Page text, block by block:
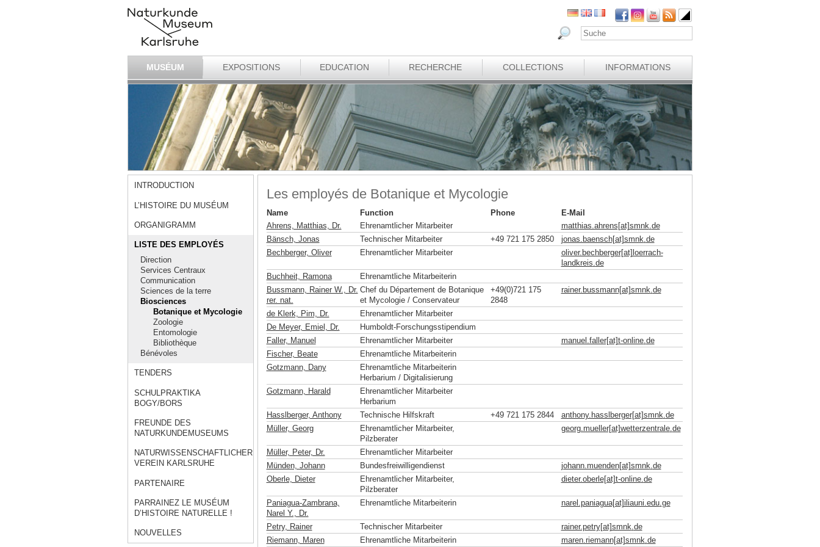
MUSÉUM EXPOSITIONS EDUCATION RECHERCHE COLLECTIONS INFORMATIONS
INTRODUCTION
L’HISTOIRE DU MUSÉUM
ORGANIGRAMM
LISTE DES EMPLOYÉS
Direction
Services Centraux
Communication
Sciences de la terre
Biosciences
Botanique et Mycologie
Zoologie
Entomologie
Bibliothèque
Bénévoles
TENDERS
SCHULPRAKTIKA
BOGY/BORS
FREUNDE DES
NATURKUNDEMUSEUMS
NATURWISSENSCHAFTLICHER
VEREIN KARLSRUHE
PARTENAIRE
PARRAINEZ LE MUSÉUM
D’HISTOIRE NATURELLE !
NOUVELLES
Les employés de Botanique et Mycologie
Name Function Phone
E-Mail
Ahrens, Matthias, Dr.
Ehrenamtlicher Mitarbeiter matthias.ahrens[at]smnk.de
Bänsch, Jonas
Technischer Mitarbeiter +49 721 175 2850 jonas.baensch[at]smnk.de
Bechberger, Oliver
Ehrenamtlicher Mitarbeiter
oliver.bechberger[at]loerrach-
landkreis.de
Buchheit, Ramona
Ehrenamtliche Mitarbeiterin
Bussmann, Rainer W., Dr.
rer. nat.
Chef du Département de Botanique
et Mycologie / Conservateur
+49(0)721 175
2848
rainer.bussmann[at]smnk.de
de Klerk, Pim, Dr.
Ehrenamtlicher Mitarbeiter
De Meyer, Emiel, Dr.
Humboldt-Forschungsstipendium
Faller, Manuel
Ehrenamtlicher Mitarbeiter manuel.faller[at]t-online.de
Fischer, Beate
Ehrenamtliche Mitarbeiterin
Gotzmann, Dany
Ehrenamtliche Mitarbeiterin
Herbarium / Digitalisierung
Gotzmann, Harald
Ehrenamtlicher Mitarbeiter
Herbarium
Hasslberger, Anthony
Technische Hilfskraft +49 721 175 2844 anthony.hasslberger[at]smnk.de
Müller, Georg
Ehrenamtlicher Mitarbeiter,
Pilzberater
georg.mueller[at]wetterzentrale.de
Müller, Peter, Dr.
Ehrenamtlicher Mitarbeiter
Münden, Johann
Bundesfreiwilligendienst johann.muenden[at]smnk.de
Oberle, Dieter
Ehrenamtlicher Mitarbeiter,
Pilzberater
dieter.oberle[at]t-online.de
Paniagua-Zambrana,
Narel Y., Dr.
Ehrenamtliche Mitarbeiterin narel.paniagua[at]iliauni.edu.ge
Petry, Rainer Technischer Mitarbeiter rainer.petry[at]smnk.de
Riemann, Maren
Ehrenamtliche Mitarbeiterin maren.riemann[at]smnk.de